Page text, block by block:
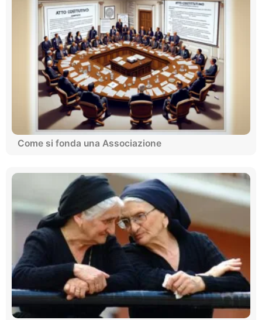
Come si fonda una Associazione